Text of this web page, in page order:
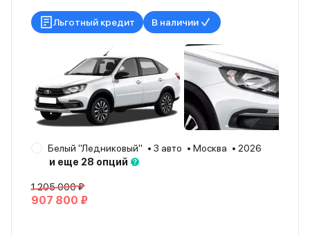
Льготный кредит В наличии
Белый "Ледниковый" 3 авто Москва
2026
и еще 28 опций
1 205 000 ₽
907 800 ₽